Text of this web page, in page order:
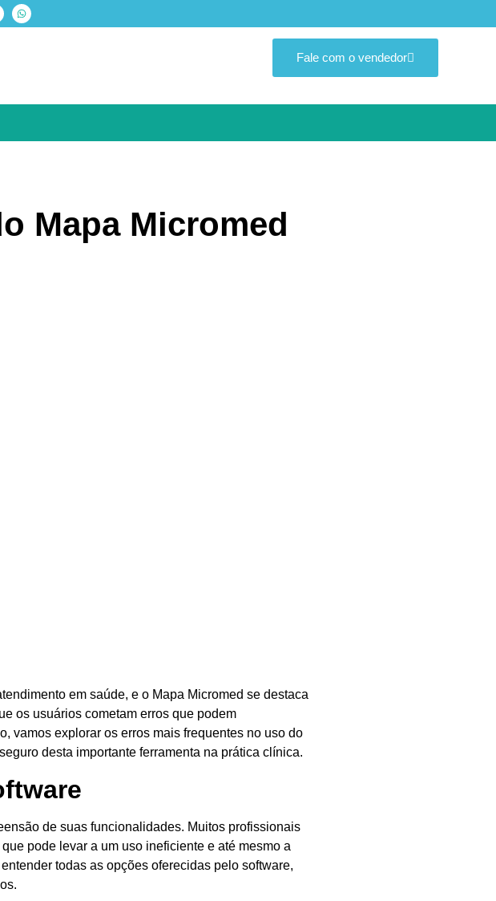
Fale com o vendedor
Mapa Micromed
em saúde, e o Mapa Micromed se destaca
os usuários cometam erros que podem
vamos explorar os erros mais frequentes no uso do
desta importante ferramenta na prática clínica.
de suas funcionalidades. Muitos profissionais
pode levar a um uso ineficiente e até mesmo a
todas as opções oferecidas pelo software,